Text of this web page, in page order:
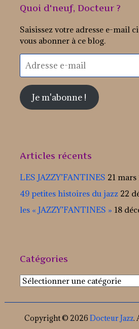
Quoi d'neuf, Docteur ?
Saisissez votre adresse e-mail
vous abonner à ce blog.
Adresse
e-
Je m'abonne !
Articles récents
LES JAZZY’FANTINES 21
49 petites histoires du jazz 22
les « JAZZY’FANTINES » 18
Catégories
Catégories
Copyright © 2026 Docteur Jazz.